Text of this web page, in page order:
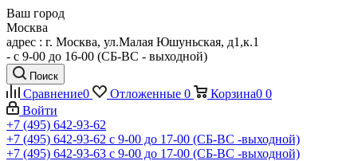
Ваш город
Москва
адрес : г. Москва, ул.Малая Юшуньская, д1,к.1
- c 9-00 до 16-00 (СБ-ВС - выходной)
Поиск
Сравнение0 Отложенные 0 Корзина0 0
Войти
+7 (495) 642-93-62
+7 (495) 642-93-62 c 9-00 до 17-00 (СБ-ВС -выходной)
+7 (495) 642-93-63 c 9-00 до 17-00 (СБ-ВС -выходной)